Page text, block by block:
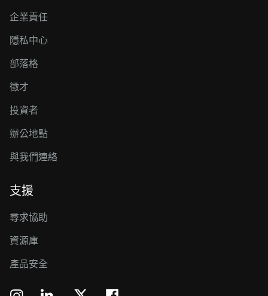
企業責任
隱私中心
部落格
徵才
投資者
辦公地點
與我們連絡
支援
尋求協助
資源庫
產品安全